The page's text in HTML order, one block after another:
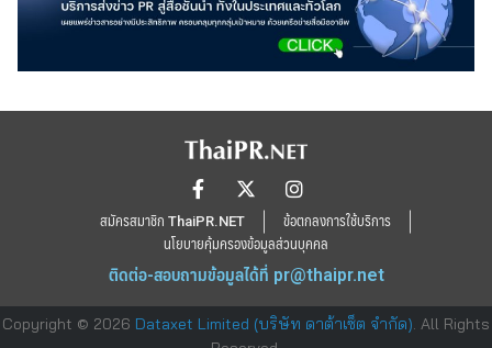
สมัครสมาชิก ThaiPR.NET
ข้อตกลงการใช้บริการ
นโยบายคุ้มครองข้อมูลส่วนบุคคล
ติดต่อ-สอบถามข้อมูลได้ที่ pr@thaipr.net
Copyright © 2026 Dataxet Limited (บริษัท ดาต้าเซ็ต จำกัด). All Rights